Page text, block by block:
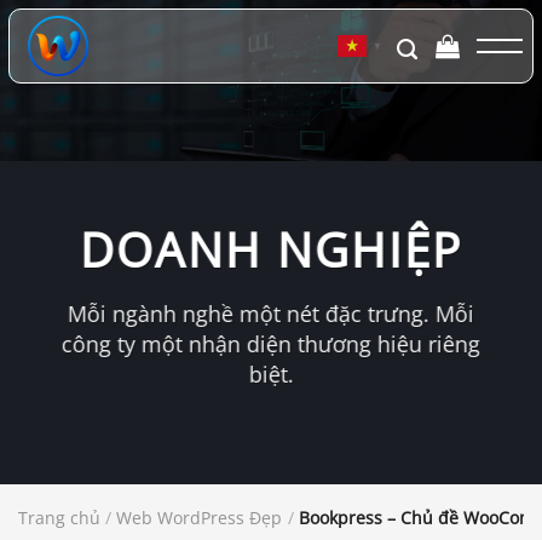
Chuyển
đến
dung
▼
DOANH NGHIỆP
Mỗi ngành nghề một nét đặc trưng. Mỗi
công ty một nhận diện thương hiệu riêng
biệt.
Trang chủ / Web WordPress Đẹp / Bookpress – Chủ đề